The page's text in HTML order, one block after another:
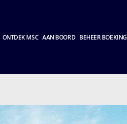
ONTDEK MSC AAN BOORD BEHEER BOEKING